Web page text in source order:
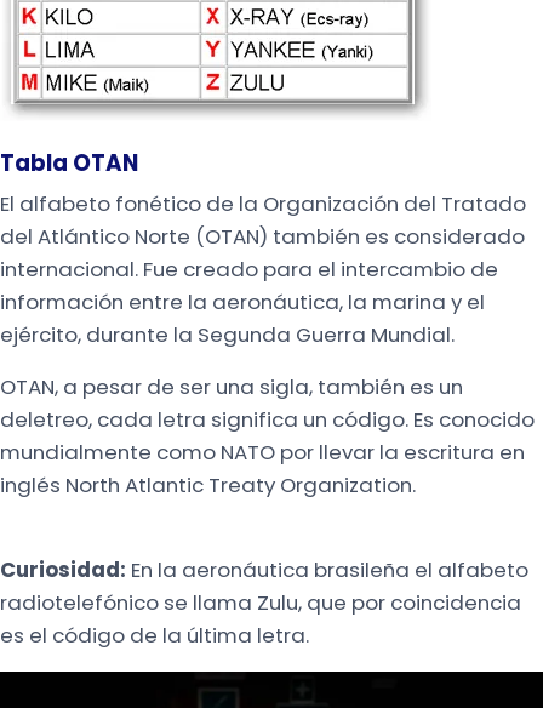
Tabla OTAN
El alfabeto fonético de la Organización del Tratado
del Atlántico Norte (OTAN) también es considerado
internacional. Fue creado para el intercambio de
información entre la aeronáutica, la marina y el
ejército, durante la Segunda Guerra Mundial.
OTAN, a pesar de ser una sigla, también es un
deletreo, cada letra significa un código. Es conocido
mundialmente como NATO por llevar la escritura en
inglés North Atlantic Treaty Organization.
Curiosidad: En la aeronáutica brasileña el alfabeto
radiotelefónico se llama Zulu, que por coincidencia
es el código de la última letra.